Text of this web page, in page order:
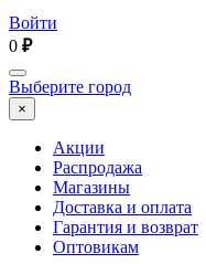
Войти
0 ₽
Выберите город
×
Акции
Распродажа
Магазины
Доставка и оплата
Гарантия и возврат
Оптовикам